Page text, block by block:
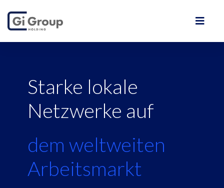
Starke lokale
Netzwerke auf
dem weltweiten
Arbeitsmarkt